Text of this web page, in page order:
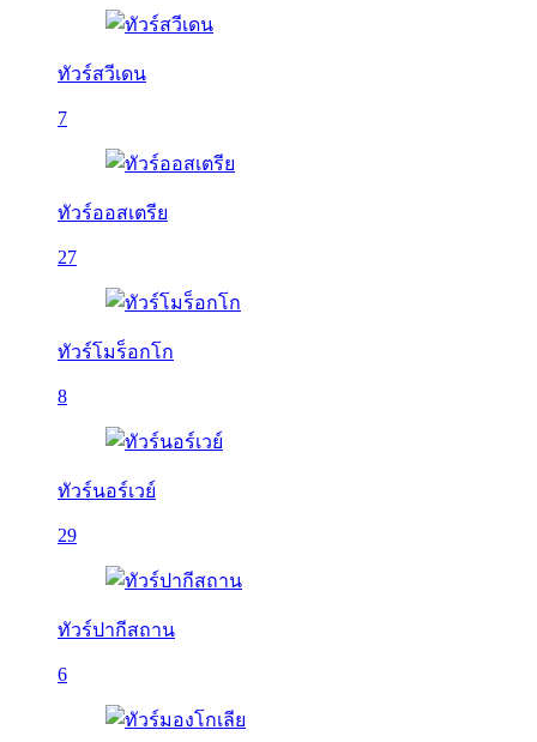
ทัวร์สวีเดน
7
ทัวร์ออสเตรีย
27
ทัวร์โมร็อกโก
8
ทัวร์นอร์เวย์
29
ทัวร์ปากีสถาน
6